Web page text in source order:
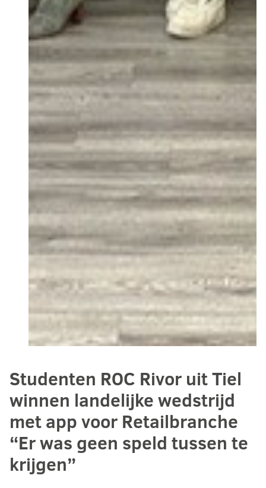
Studenten ROC Rivor uit Tiel
winnen landelijke wedstrijd
met app voor Retailbranche
“Er was geen speld tussen te
krijgen”